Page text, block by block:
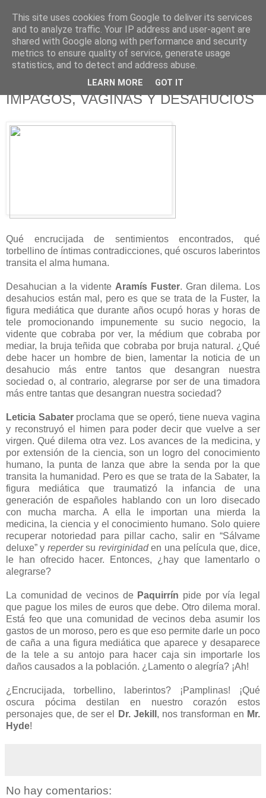
625 RANAS
LA TELEVISIÓN DESDE EL PUNTO DE VISTA BATRACIO
IMPAGOS, VAGINAS Y DESAHUCIOS
Qué encrucijada de sentimientos encontrados, qué
torbellino de íntimas contradicciones, qué oscuros laberintos
transita el alma humana.
Desahucian a la vidente Aramís Fuster. Gran dilema. Los
desahucios están mal, pero es que se trata de la Fuster, la
figura mediática que durante años ocupó horas y horas de
tele promocionando impunemente su sucio negocio, la
vidente que cobraba por ver, la médium que cobraba por
mediar, la bruja teñida que cobraba por bruja natural. ¿Qué
debe hacer un hombre de bien, lamentar la noticia de un
desahucio más entre tantos que desangran nuestra
sociedad o, al contrario, alegrarse por ser de una timadora
más entre tantas que desangran nuestra sociedad?
Leticia Sabaterproclama que se operó, tiene nueva vagina
y reconstruyó el himen para poder decir que vuelve a ser
virgen. Qué dilema otra vez. Los avances de la medicina, y
por extensión de la ciencia, son un logro del conocimiento
humano, la punta de lanza que abre la senda por la que
transita la humanidad. Pero es que se trata de la Sabater, la
figura mediática que traumatizó la infancia de una
generación de españoles hablando con un loro disecado
con mucha marcha. A ella le importan una mierda la
medicina, la ciencia y el conocimiento humano. Solo quiere
recuperar notoriedad para pillar cacho, salir en “Sálvame
deluxe” y reperdersu revirginidaden una película que, dice,
le han ofrecido hacer. Entonces, ¿hay que lamentarlo o
alegrarse?
La comunidad de vecinos de Paquirrín pide por vía legal
que pague los miles de euros que debe. Otro dilema moral.
Está feo que una comunidad de vecinos deba asumir los
gastos de un moroso, pero es que eso permite darle un poco
de caña a una figura mediática que aparece y desaparece
de la tele a su antojo para hacer caja sin importarle los
daños causados a la población. ¿Lamento o alegría? ¡Ah!
¿Encrucijada, torbellino, laberintos? ¡Pamplinas! ¡Qué
oscura pócima destilan en nuestro corazón estos
personajes que, de ser el
Dr. Jekill , nos transforman en Mr.
Hyde!
No hay comentarios:
This site uses cookies from Google to deliver its services
and to analyze traffic. Your IP address and user-agent are
shared with Google along with performance and security
metrics to ensure quality of service, generate usage
statistics, and to detect and address abuse.
LEARN MORE GOT IT